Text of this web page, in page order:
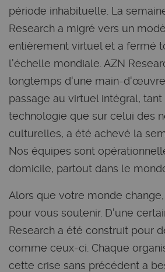
période inhabituelle. La
Research a migré vers un
entièrement virtuel et a fermé
l'échelle mondiale. AZN
longtemps d'une main-
passage au virtuel intégral,
technologie que sur celui des
culturelles, a été achevé la
Nos équipes sont
domicile, partout dans le
Alors que votre monde
pour vous soutenir. D'une
Research a été construit pour
comme ceux-ci. Chaque
cette crise sans précédent a